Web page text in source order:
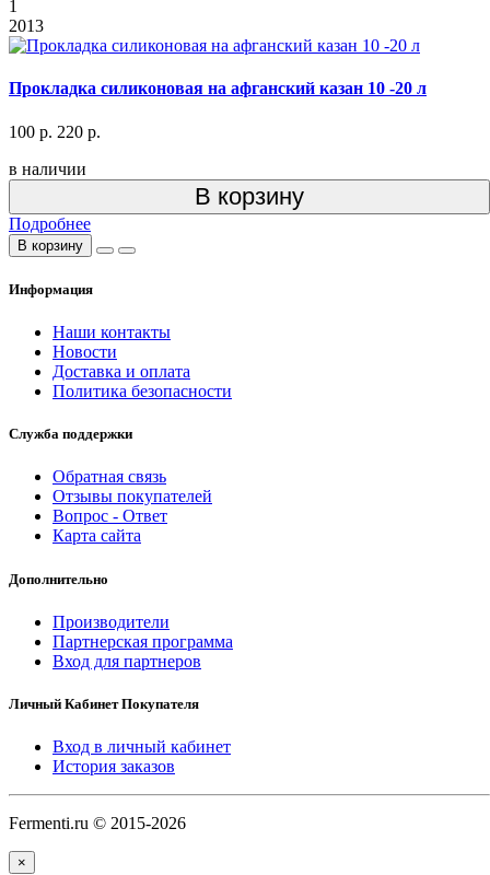
1
2013
Прокладка силиконовая на афганский казан 10 -20 л
100 р. 220 р.
в наличии
В корзину
Подробнее
В корзину
Информация
Наши контакты
Новости
Доставка и оплата
Политика безопасности
Служба поддержки
Обратная связь
Отзывы покупателей
Вопрос - Ответ
Карта сайта
Дополнительно
Производители
Партнерская программа
Вход для партнеров
Личный Кабинет Покупателя
Вход в личный кабинет
История заказов
Fermenti.ru © 2015-2026
×